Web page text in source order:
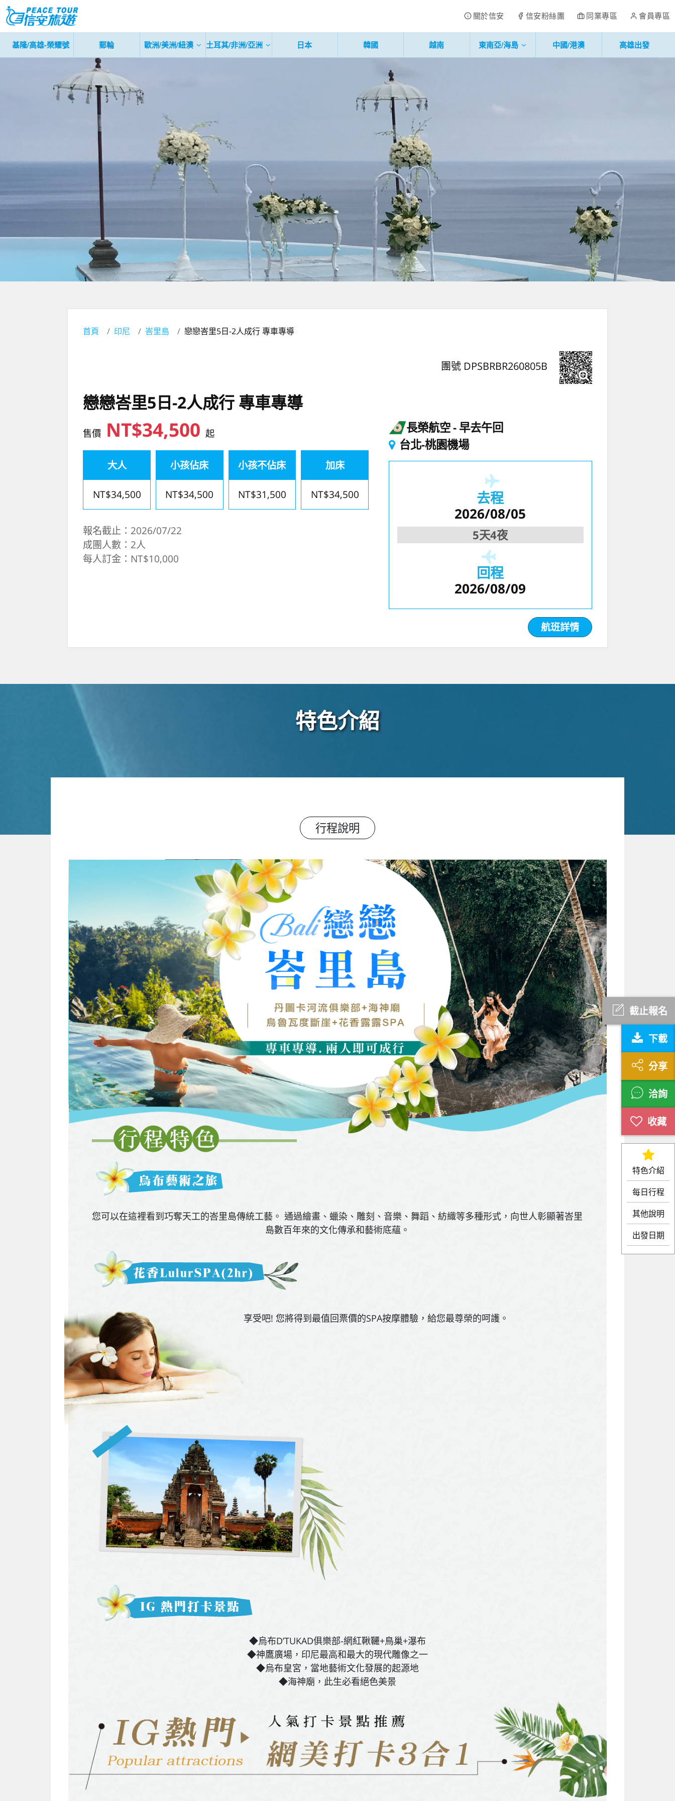
關於信安 信安粉絲團 同業專區 會員專區
基隆/高雄-榮耀號 郵輪 歐洲/美洲/紐澳 土耳其/非洲/亞洲 日本 韓國 越南 東南亞/海島 中國/港澳 高雄出發
截止報名
下載
分享
洽詢
特色介紹
每日行程
其他說明
出發日期
首頁 印尼 峇里島 戀戀峇里5日-2人成行 專車專導
團號 DPSBRBR260805B
戀戀峇里5日-2人成行 專車專導
售價 NT$34,500起
大人
NT$34,500
小孩佔床
NT$34,500
小孩不佔床
NT$31,500
加床
NT$34,500
報名截止：2026/07/22
成團人數：2人
每人訂金：NT$10,000
長榮航空 早去午回
台北-桃園機場
去程
2026/08/05
5天4夜
回程
2026/08/09
航班詳情
特色介紹
行程說明
您可以在這裡看到巧奪天工的峇里島傳統工藝。 通過繪畫、蠟染、雕刻、音樂、舞蹈、紡織等多種形式，向世人彰顯著峇里
島數百年來的文化傳承和藝術底蘊。
享受吧! 您將得到最值回票價的SPA按摩體驗，給您最尊榮的呵護。
◆烏布D’TUKAD俱樂部-網紅鞦韆+鳥巢+瀑布
◆神鷹廣場，印尼最高和最大的現代雕像之一
◆烏布皇宮，當地藝術文化發展的起源地
◆海神廟，此生必看絕色美景